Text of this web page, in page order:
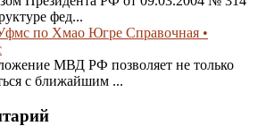
фед...
по Хмао Югре Справочная •
МВД РФ позволяет не только
с ближайшим ...